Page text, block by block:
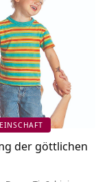
der göttlichen